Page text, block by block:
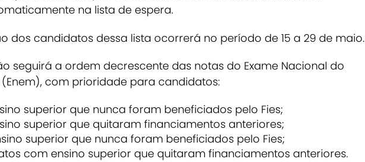
na lista de espera.
dos candidatos dessa lista ocorrerá no período de 15 a 29 de maio.
seguirá a ordem decrescente das notas do Exame Nacional do
(Enem), com prioridade para candidatos:
superior que nunca foram beneficiados pelo Fies;
superior que quitaram financiamentos anteriores;
superior que nunca foram beneficiados pelo Fies;
com ensino superior que quitaram financiamentos anteriores.